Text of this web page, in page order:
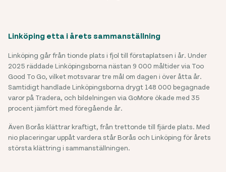
Linköping etta i årets sammanställning
Linköping går från tionde plats i fjol till förstaplatsen i år. Under
2025 räddade Linköpingsborna nästan 9 000 måltider via Too
Good To Go, vilket motsvarar tre mål om dagen i över åtta år.
Samtidigt handlade Linköpingsborna drygt 148 000 begagnade
varor på Tradera, och bildelningen via GoMore ökade med 35
procent jämfört med föregående år.
Även Borås klättrar kraftigt, från trettonde till fjärde plats. Med
nio placeringar uppåt vardera står Borås och Linköping för årets
största klättring i sammanställningen.